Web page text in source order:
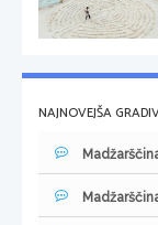
NAJNOVEJŠA